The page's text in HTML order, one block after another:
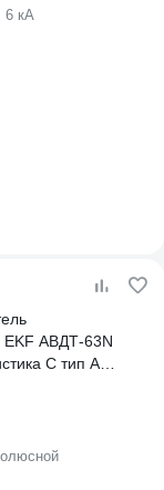
6 кА
EKF АВДТ-63N
C тип A
D63N26EA25C30